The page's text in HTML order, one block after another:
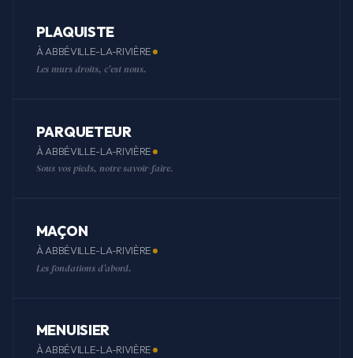
PLAQUISTE
À ABBÉVILLE-LA-RIVIÈRE
Les murs droits, c'est nous.
PARQUETEUR
À ABBÉVILLE-LA-RIVIÈRE
Sous vos pieds, notre savoir-faire.
MAÇON
À ABBÉVILLE-LA-RIVIÈRE
Les fondations d'abord.
MENUISIER
À ABBÉVILLE-LA-RIVIÈRE